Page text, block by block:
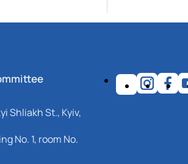
Shliakh St., Kyiv,
No. 1, room No.